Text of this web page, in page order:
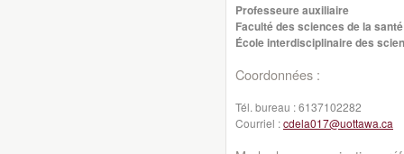
Professeure auxiliaire
Faculté des sciences de la santé
École interdisciplinaire des
Coordonnées :
Tél. bureau :6137102282
Courriel :cdela017@uottawa.ca